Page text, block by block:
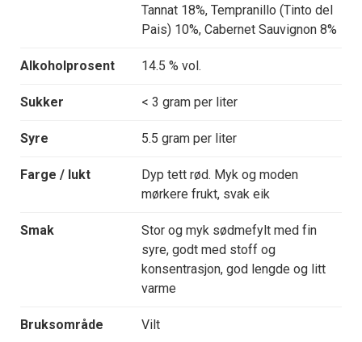
Tannat 18%, Tempranillo (Tinto del
Pais) 10%, Cabernet Sauvignon 8%
Alkoholprosent 14.5 % vol.
Sukker < 3 gram per liter
Syre 5.5 gram per liter
Farge / lukt
Dyp tett rød. Myk og moden
mørkere frukt, svak eik
Smak
Stor og myk sødmefylt med fin
syre, godt med stoff og
konsentrasjon, god lengde og litt
varme
Bruksområde Vilt